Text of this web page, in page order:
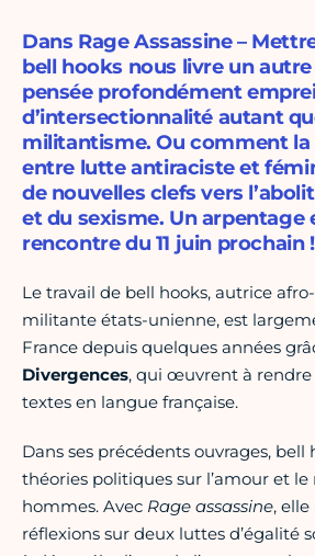
Dans Rage Assassine –
bell hooks nous livre un
pensée profondément
d’intersectionnalité autant
militantisme. Ou comment
entre lutte antiraciste et
de nouvelles clefs vers
et du sexisme. Un arpentage
rencontre du 11 juin prochain !
Le travail de bell hooks, autrice
militante états-unienne, est
France depuis quelques années
Divergences, qui œuvrent à rendre
textes en langue française.
Dans ses précédents ouvrages, bell
théories politiques sur l’amour et
hommes. Avec Rage assassine,
réflexions sur deux luttes d’égalité